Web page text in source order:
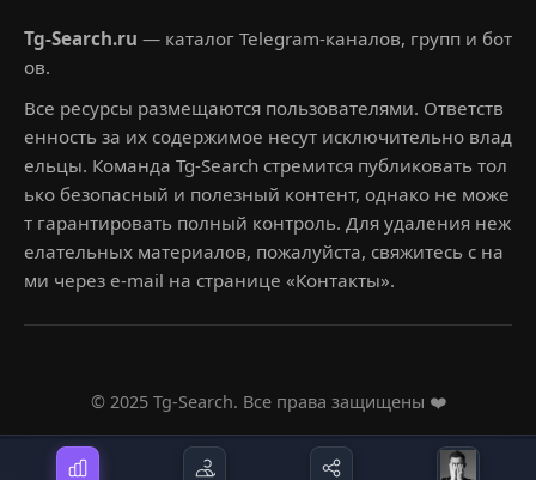
Tg-Search.ru — каталог Telegram-каналов, групп и бот
ов.
Все ресурсы размещаются пользователями. Ответств
енность за их содержимое несут исключительно влад
ельцы. Команда Tg-Search стремится публиковать тол
ько безопасный и полезный контент, однако не може
т гарантировать полный контроль. Для удаления неж
елательных материалов, пожалуйста, свяжитесь с на
ми через e-mail на странице «Контакты».
© 2025 Tg-Search. Все права защищены ❤️